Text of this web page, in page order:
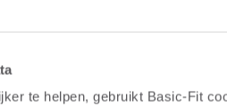
te helpen, gebruikt Basic-Fit